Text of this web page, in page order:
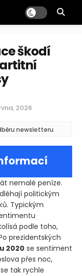
škodí
2026
newsletteru
nemalé peníze.
politickým
Typickým
podle toho,
prezidentských
2020 se sentiment
přes noc,
tak rychle